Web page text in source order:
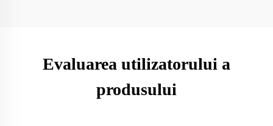
Evaluarea utilizatorului a
produsului